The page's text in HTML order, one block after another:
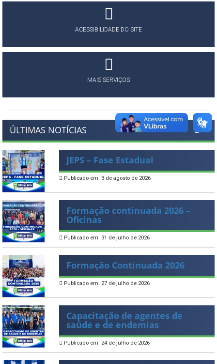
ACESSIBILIDADE DO SITE
MAIS SERVIÇOS
ÚLTIMAS NOTÍCIAS
JEPS – Fase Estadual
Publicado em: 3 de agosto de 2026
Formação continuada 2026 –
Oficinas
Publicado em: 31 de julho de 2026
Formação Continuada 2026
Publicado em: 27 de julho de 2026
Capacitação de agentes de
saúde e de endemias
Publicado em: 24 de julho de 2026